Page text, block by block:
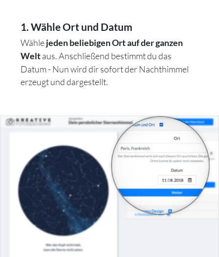
1. Wähle Ort und Datum
Wählejeden beliebigen Ort auf der ganzen
Weltaus. Anschließend bestimmt du das
Datum - Nun wird dir sofort der Nachthimmel
erzeugt und dargestellt.